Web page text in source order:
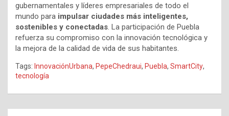
gubernamentales y líderes empresariales de todo el
mundo para impulsar ciudades más inteligentes,
sostenibles y conectadas. La participación de Puebla
refuerza su compromiso con la innovación tecnológica y
la mejora de la calidad de vida de sus habitantes.
Tags: InnovaciónUrbana, PepeChedraui, Puebla, SmartCity,
tecnología